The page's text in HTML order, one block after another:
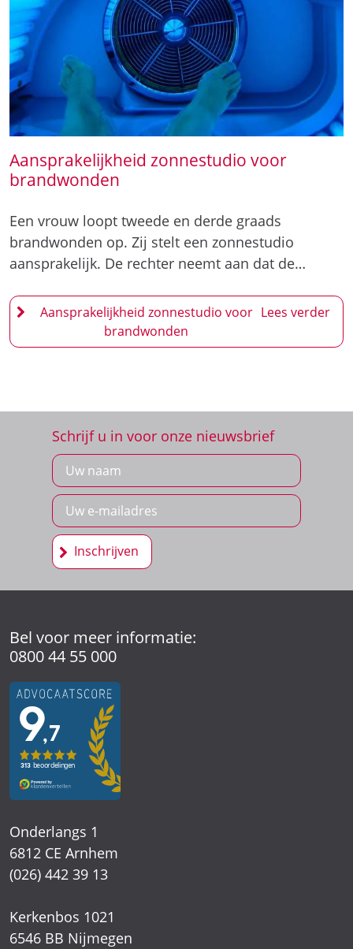
Aansprakelijkheid zonnestudio voor
brandwonden
Een vrouw loopt tweede en derde graads
brandwonden op. Zij stelt een zonnestudio
aansprakelijk. De rechter neemt aan dat de…
Aansprakelijkheid zonnestudio voor
brandwonden
Schrijf u in voor onze nieuwsbrief
Inschrijven
Bel voor meer informatie:
0800 44 55 000
Onderlangs 1
6812 CE Arnhem
(026) 442 39 13
Kerkenbos 1021
6546 BB Nijmegen